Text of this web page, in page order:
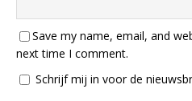
Save my name, email, and
next time I comment.
Schrijf mij in voor de